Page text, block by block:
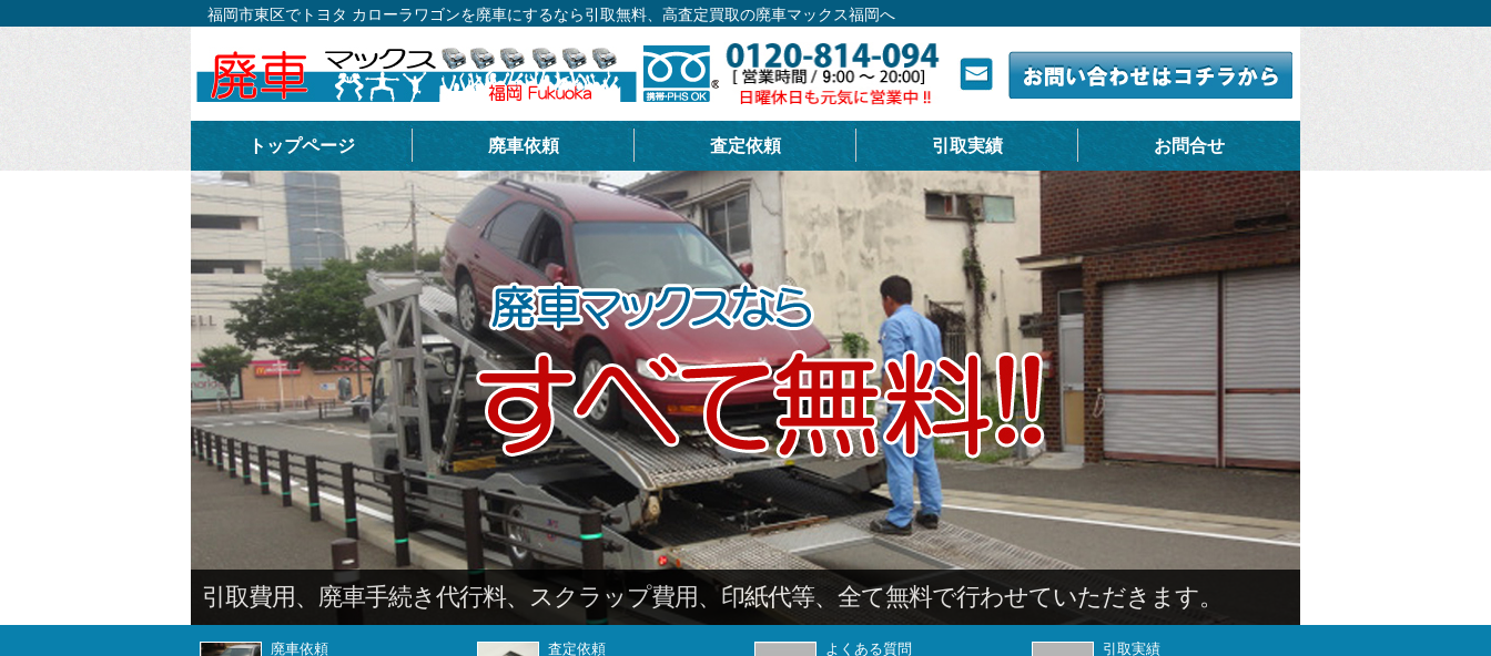
福岡市東区でトヨタ カローラワゴンを廃車にするなら引取無料、高査定買取の廃車マックス福岡へ
トップページ 廃車依頼 査定依頼 引取実績 お問合せ
廃車依頼
査定依頼
よくある質問
引取実績